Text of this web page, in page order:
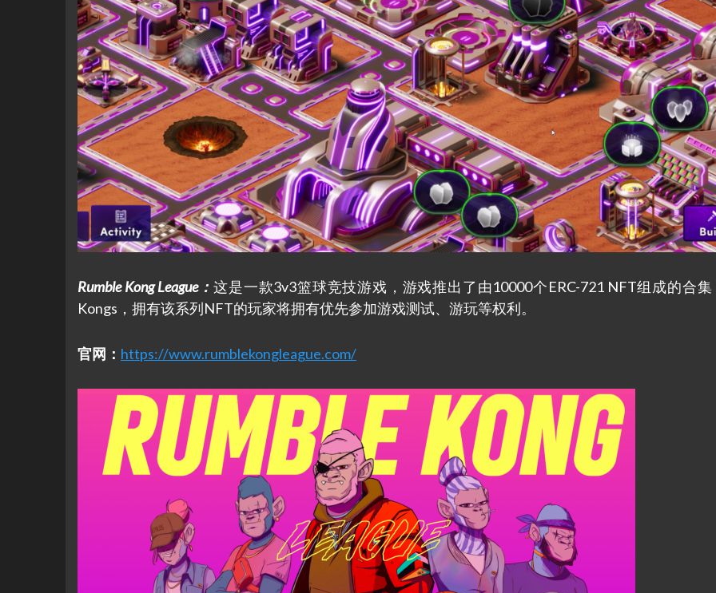
Rumble Kong League：这是一款3v3篮球竞技游戏，游戏推出了由10000个ERC-721 NFT组成的合
Kongs，拥有该系列NFT的玩家将拥有优先参加游戏测试、游玩等权利。
官网： https://www.rumblekongleague.com/